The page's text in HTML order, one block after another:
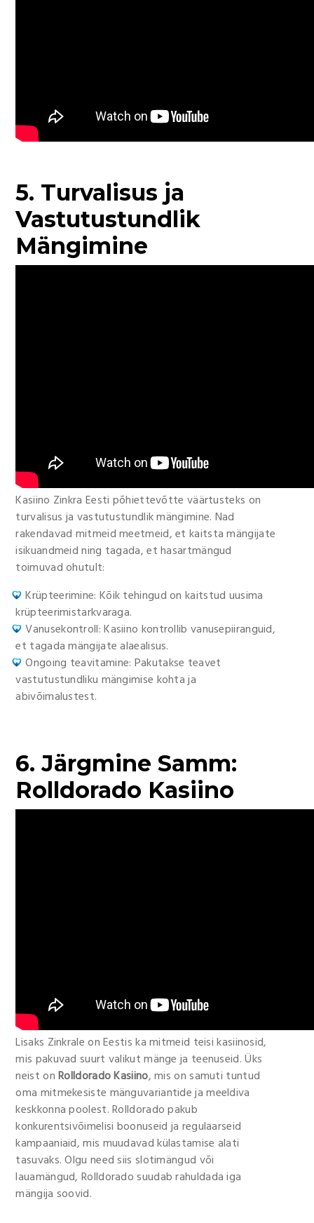
5. Turvalisus ja
Vastutustundlik
Mängimine
Kasiino Zinkra Eesti põhiettevõtte väärtusteks on
turvalisus ja vastutustundlik mängimine. Nad
rakendavad mitmeid meetmeid, et kaitsta mängijate
isikuandmeid ning tagada, et hasartmängud
toimuvad ohutult:
Krüpteerimine: Kõik tehingud on kaitstud uusima
krüpteerimistarkvaraga.
Vanusekontroll: Kasiino kontrollib vanusepiiranguid,
et tagada mängijate alaealisus.
Ongoing teavitamine: Pakutakse teavet
vastutustundliku mängimise kohta ja
abivõimalustest.
6. Järgmine Samm:
Rolldorado Kasiino
Lisaks Zinkrale on Eestis ka mitmeid teisi kasiinosid,
mis pakuvad suurt valikut mänge ja teenuseid. Üks
neist onRolldorado Kasiino, mis on samuti tuntud
oma mitmekesiste mänguvariantide ja meeldiva
keskkonna poolest. Rolldorado pakub
konkurentsivõimelisi boonuseid ja regulaarseid
kampaaniaid, mis muudavad külastamise alati
tasuvaks. Olgu need siis slotimängud või
lauamängud, Rolldorado suudab rahuldada iga
mängija soovid.